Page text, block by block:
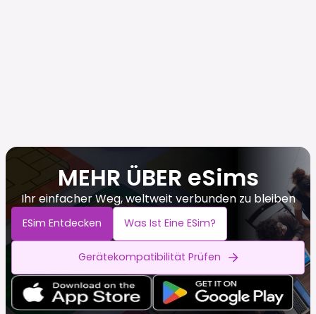
MEHR ÜBER eSims
Ihr einfacher Weg, weltweit verbunden zu bleiben
ESim Entdecken Was Ist Eine ESim?
Gerätekompatibilität Prüfen